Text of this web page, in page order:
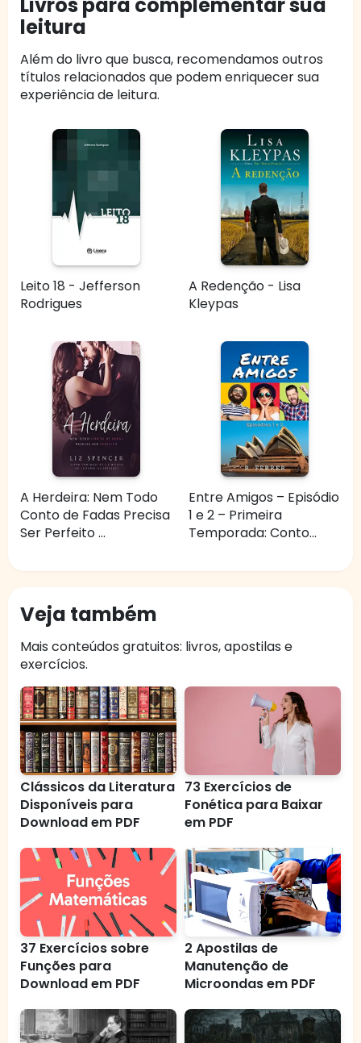
Livros para complementar sua
leitura
Além do livro que busca, recomendamos outros
títulos relacionados que podem enriquecer sua
experiência de leitura.
Leito 18 - Jefferson
Rodrigues
A Redenção - Lisa
Kleypas
A Herdeira: Nem Todo
Conto de Fadas Precisa
Ser Perfeito ...
Entre Amigos – Episódio
1 e 2 – Primeira
Temporada: Conto...
Veja também
Mais conteúdos gratuitos: livros, apostilas e
exercícios.
Clássicos da Literatura
Disponíveis para
Download em PDF
73 Exercícios de
Fonética para Baixar
em PDF
37 Exercícios sobre
Funções para
Download em PDF
2 Apostilas de
Manutenção de
Microondas em PDF